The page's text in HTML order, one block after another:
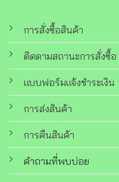
การสั่งซื้อสินค้า
ติดตามสถานะการสั่งซื้อ
แบบฟอร์มแจ้งชำระเงิน
การส่งสินค้า
การคืนสินค้า
คำถามที่พบบ่อย